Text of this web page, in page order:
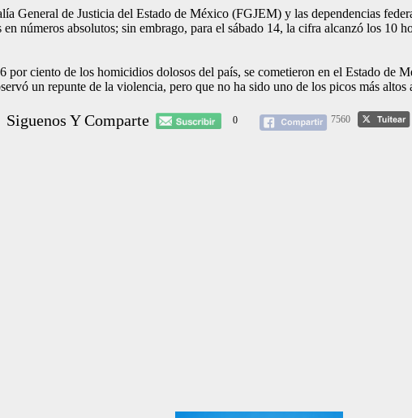
General de Justicia del Estado de México (FGJEM) y las dependencias
números absolutos; sin embrago, para el sábado 14, la cifra alcanzó los 10
por ciento de los homicidios dolosos del país, se cometieron en el Estado de
un repunte de la violencia, pero que no ha sido uno de los picos más
Siguenos Y Comparte 0 7560